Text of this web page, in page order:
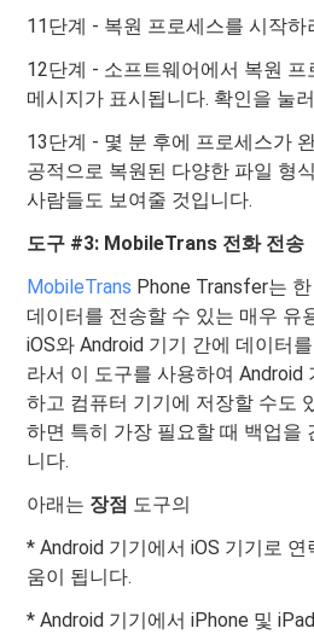
11단계 - 복원 프로세스를 시작하
12단계 - 소프트웨어에서 복원
메시지가 표시됩니다. 확인을 눌
13단계 - 몇 분 후에 프로세스가
공적으로 복원된 다양한 파일 형
사람들도 보여줄 것입니다.
도구 #3: MobileTrans 전화 전송
MobileTrans Phone Transfer는
데이터를 전송할 수 있는 매우 유
iOS와 Android 기기 간에 데이터
라서 이 도구를 사용하여 Android
하고 컴퓨터 기기에 저장할 수도
하면 특히 가장 필요할 때 백업을
니다.
아래는 장점 도구의
* Android 기기에서 iOS 기기로
움이 됩니다.
* Android 기기에서 iPhone 및